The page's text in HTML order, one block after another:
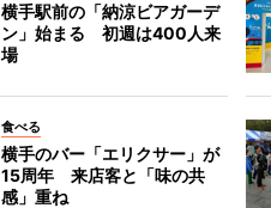
横手駅前の「納涼ビアガーデ
ン」始まる 初週は400人来
場
食べる
横手のバー「エリクサー」が
15周年 来店客と「味の共
感」重ね